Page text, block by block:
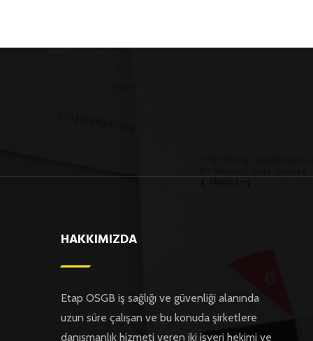
HAKKIMIZDA
Etap OSGB iş sağlığı ve güvenliği alanında
uzun süre çalışan ve bu konuda şirketlere
danışmanlık hizmeti veren iki işyeri hekimi ve